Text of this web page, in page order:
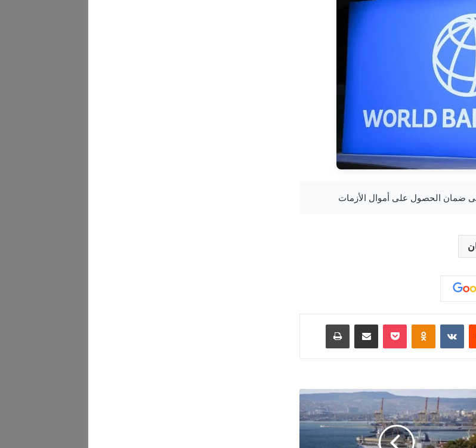
‏Reddit
‏VKontakte
Odnoklassniki
‫Pocket مشاركة عبر البريد طباعة